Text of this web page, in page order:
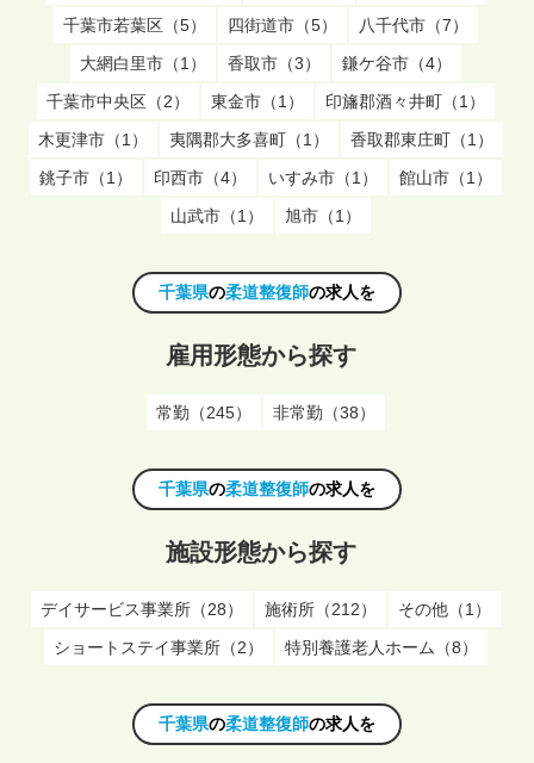
千葉市若葉区（5）
四街道市（5）
八千代市（7）
大網白里市（1）
香取市（3）
鎌ケ谷市（4）
千葉市中央区（2）
東金市（1）
印旛郡酒々井町（1）
木更津市（1）
夷隅郡大多喜町（1）
香取郡東庄町（1）
銚子市（1）
印西市（4） いすみ市（1）
館山市（1）
山武市（1）
旭市（1）
千葉県の柔道整復師の求人を
雇用形態から探す
常勤（245） 非常勤（38）
千葉県の柔道整復師の求人を
施設形態から探す
デイサービス事業所（28） 施術所（212）
その他（1）
ショートステイ事業所（2）
特別養護老人ホーム（8）
千葉県の柔道整復師の求人を